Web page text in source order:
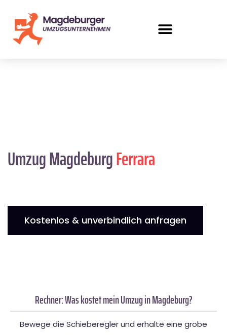
Umzug MagdeburgFerrara
Kostenlos & unverbindlich anfragen
Rechner: Was kostet mein Umzug in Magdeburg?
Bewege die Schieberegler und erhalte eine grobe